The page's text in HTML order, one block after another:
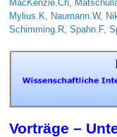
MacKenzie.Ch,
Mylius.K, Naumann.W,
Schimming.R,Spahn.F,
Vorträge –